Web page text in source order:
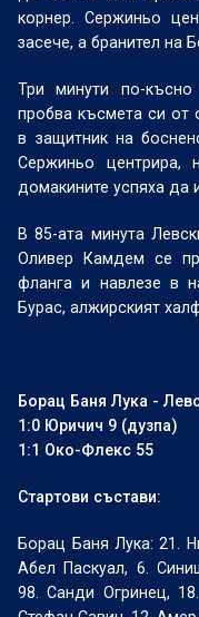
корнер. Сержиньо
засече, а бранител на
Три минути по-
пробва късмета си от
в защитник на
Сержиньо
домакините успяха да
В 85-ата минута
Оливер Камдем се
фланга и навлезе в
Бурас, алжирският
Борац Баня Лука -
1:0 Юричич 9 (дузпа)
1:1 Око-Флекс 55
Стартови състави:
Борац Баня Лука: 21.
Абел Паскуал, 6.
98. Санди Огринец,